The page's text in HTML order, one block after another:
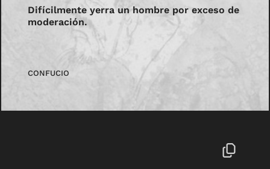
Difícilmente yerra un hombre por exceso de
moderación.
CONFUCIO